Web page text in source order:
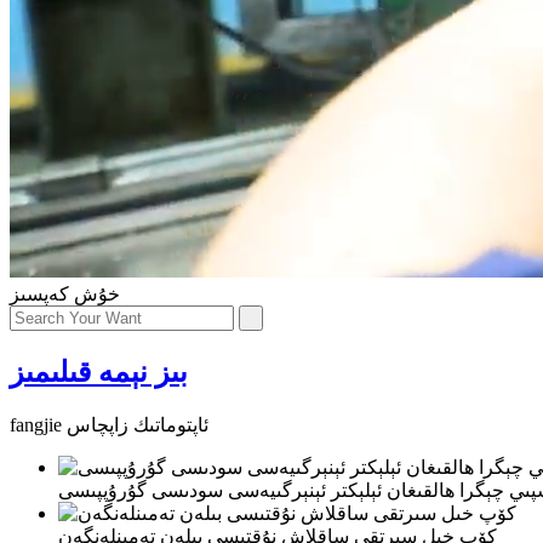
خۇش كەپسىز
بىز نېمە قىلىمىز
fangjie ئاپتوماتىك زاپچاس
چېگرا ھالقىغان ئېلېكتر ئېنېرگىيەسى سودىسى گۇرۇپپىسى
كۆپ خىل سىرتقى ساقلاش نۇقتىسى بىلەن تەمىنلەنگەن